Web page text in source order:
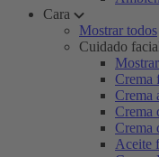
Cara
Mostrar todos
Cuidado
Crema
Crema
Crema
Crema
Aceite